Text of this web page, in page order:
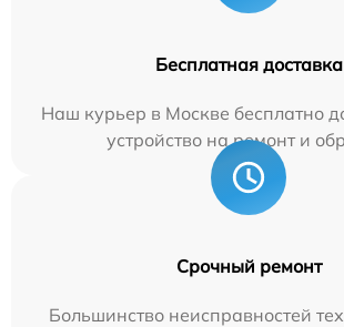
Бесплатная доставка
Наш курьер в Москве бесплатно
устройство на ремонт и
Срочный ремонт
Большинство неисправностей